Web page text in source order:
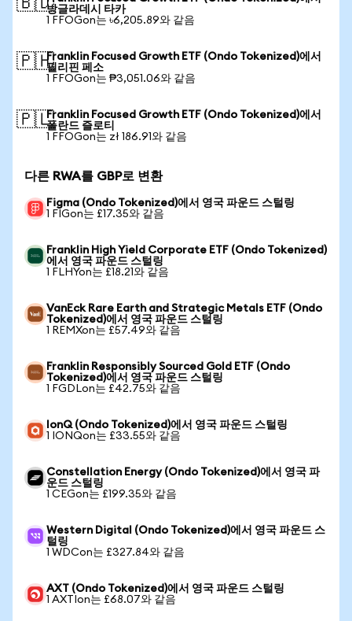
🇧🇩방글라데시 타카
1 FFOGon는 ৳6,205.89와 같음
🇵🇭Franklin Focused Growth ETF (Ondo Tokenized)에서
필리핀 페소
1 FFOGon는 ₱3,051.06와 같음
🇵🇱Franklin Focused Growth ETF (Ondo Tokenized)에서
폴란드 즐로티
1 FFOGon는 zł 186.91와 같음
다른 RWA를 GBP로 변환
Figma (Ondo Tokenized)에서 영국 파운드 스털링
1 FIGon는 £17.35와 같음
Franklin High Yield Corporate ETF (Ondo Tokenized)
에서 영국 파운드 스털링
1 FLHYon는 £18.21와 같음
VanEck Rare Earth and Strategic Metals ETF (Ondo
Tokenized)에서 영국 파운드 스털링
1 REMXon는 £57.49와 같음
Franklin Responsibly Sourced Gold ETF (Ondo
Tokenized)에서 영국 파운드 스털링
1 FGDLon는 £42.75와 같음
IonQ (Ondo Tokenized)에서 영국 파운드 스털링
1 IONQon는 £33.55와 같음
Constellation Energy (Ondo Tokenized)에서 영국 파
운드 스털링
1 CEGon는 £199.35와 같음
Western Digital (Ondo Tokenized)에서 영국 파운드 스
털링
1 WDCon는 £327.84와 같음
AXT (Ondo Tokenized)에서 영국 파운드 스털링
1 AXTIon는 £68.07와 같음